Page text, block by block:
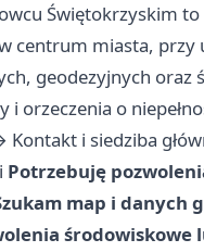
Świętokrzyskim
centrum miasta, przy
geodezyjnych
i orzeczenia o
Kontakt i siedziba
Potrzebuję
map i danych
środowiskowe